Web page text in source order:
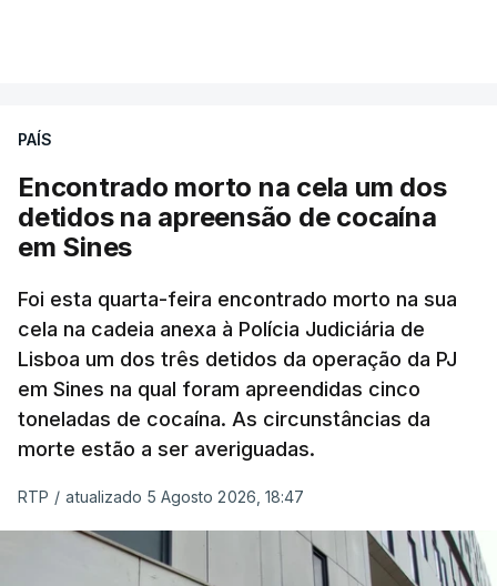
No domingo, estavam concluídos cerca de 50 por
cento dos mais de 20 mil pedidos de reapreciação,
mas Cristina Mota, porta-voz da Missão Escola
Pública, tem dúvidas de que o processo esteja
"Durante o fim de semana e nos últimos dias,
apercebamo-nos que ainda estão a ser
convocados professores para reapreciações"
disse a professora à agência Lusa."Será
praticamente impossível termos a totalidade
Segundo os docentes, o processo de reapreciação
está a enfrentar vários constrangimentos. Há
PAÍS
Encontrado morto na cela um dos
detidos na apreensão de cocaína
em Sines
Foi esta quarta-feira encontrado morto na sua
cela na cadeia anexa à Polícia Judiciária de
Lisboa um dos três detidos da operação da PJ
em Sines na qual foram apreendidas cinco
toneladas de cocaína. As circunstâncias da
morte estão a ser averiguadas.
RTP / atualizado 5 Agosto 2026, 18:47